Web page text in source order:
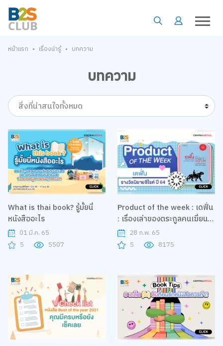
หน้าแรก • เรื่องน่ารู้ • บทความ
บทความ
สิ่งที่น่าสนใจทั้งหมด
What is thai book? รู้มั้ยนี่
หนังสืออะไร
01 มี.ค. 65
5
5507
Product of the week : เดฟั่น
: เรื่องเล่าของตระกูลคนเฆี่ยน
เสือจากไทรบุรี
28 ก.พ. 65
5
8175